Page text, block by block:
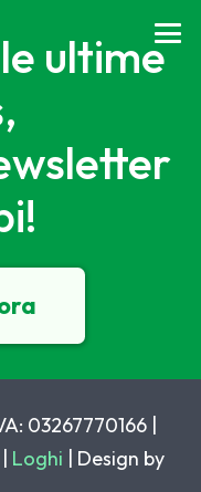
ultime
03267770166 |
Loghi | Design by